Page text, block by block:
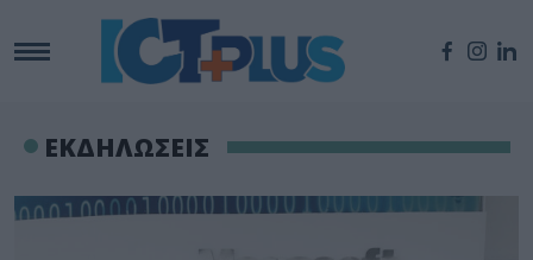
ΕΚΔΗΛΩΣΕΙΣ